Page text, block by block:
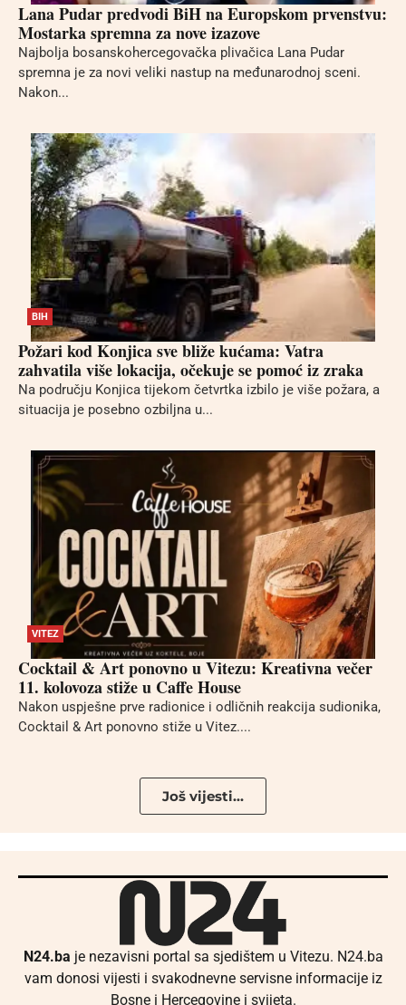
Lana Pudar predvodi BiH na Europskom prvenstvu:
Mostarka spremna za nove izazove
Najbolja bosanskohercegovačka plivačica Lana Pudar
spremna je za novi veliki nastup na međunarodnoj sceni.
Nakon...
BIH
Požari kod Konjica sve bliže kućama: Vatra
zahvatila više lokacija, očekuje se pomoć iz zraka
Na području Konjica tijekom četvrtka izbilo je više požara, a
situacija je posebno ozbiljna u...
VITEZ
Cocktail & Art ponovno u Vitezu: Kreativna večer
11. kolovoza stiže u Caffe House
Nakon uspješne prve radionice i odličnih reakcija sudionika,
Cocktail & Art ponovno stiže u Vitez....
Još vijesti...
N24.ba je nezavisni portal sa sjedištem u Vitezu. N24.ba
vam donosi vijesti i svakodnevne servisne informacije iz
Bosne i Hercegovine i svijeta.